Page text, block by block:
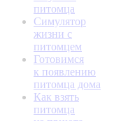
питомца
Симулятор
жизни с
питомцем
Готовимся
к появлению
питомца дома
Как взять
питомца